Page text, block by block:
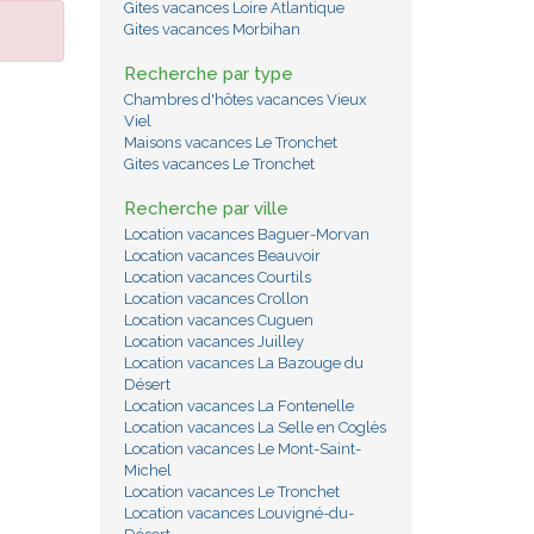
Gites vacances Loire Atlantique
Gites vacances Morbihan
Recherche par type
Chambres d'hôtes vacances Vieux
Viel
Maisons vacances Le Tronchet
Gites vacances Le Tronchet
Recherche par ville
Location vacances Baguer-Morvan
Location vacances Beauvoir
Location vacances Courtils
Location vacances Crollon
Location vacances Cuguen
Location vacances Juilley
Location vacances La Bazouge du
Désert
Location vacances La Fontenelle
Location vacances La Selle en Coglès
Location vacances Le Mont-Saint-
Michel
Location vacances Le Tronchet
Location vacances Louvigné-du-